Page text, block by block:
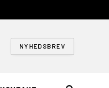
NYHEDSBREV